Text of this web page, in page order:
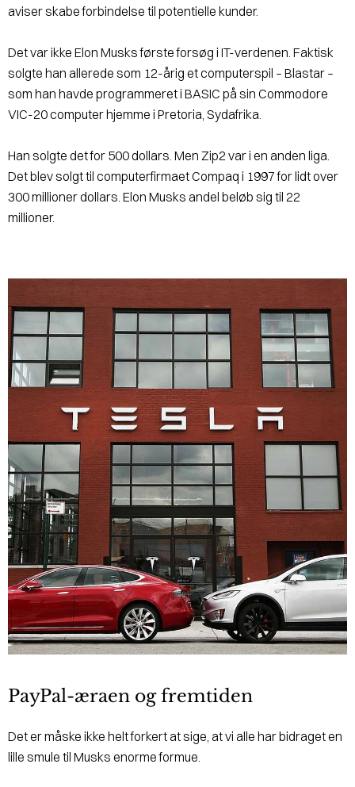
aviser skabe forbindelse til potentielle kunder.
Det var ikke Elon Musks første forsøg i IT-verdenen. Faktisk
solgte han allerede som 12-årig et computerspil – Blastar –
som han havde programmeret i BASIC på sin Commodore
VIC-20 computer hjemme i Pretoria, Sydafrika.
Han solgte det for 500 dollars. Men Zip2 var i en anden liga.
Det blev solgt til computerfirmaet Compaq i 1997 for lidt over
300 millioner dollars. Elon Musks andel beløb sig til 22
millioner.
PayPal-æraen og fremtiden
Det er måske ikke helt forkert at sige, at vi alle har bidraget en
lille smule til Musks enorme formue.